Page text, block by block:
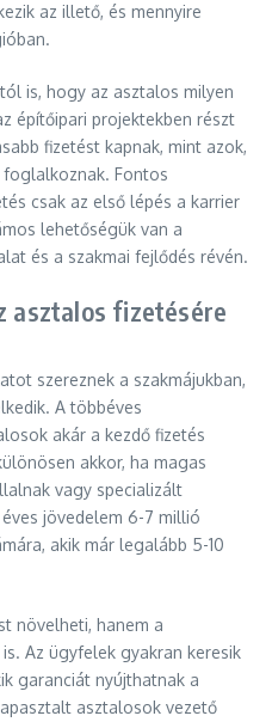
az illető, és mennyire
is, hogy az asztalos milyen
építőipari projektekben részt
fizetést kapnak, mint azok,
Fontos
csak az első lépés a karrier
lehetőségük van a
és a szakmai fejlődés révén.
asztalos fizetésére
szereznek a szakmájukban,
A többéves
akár a kezdő fizetés
akkor, ha magas
vagy specializált
jövedelem 6-7 millió
akik már legalább 5-10
növelheti, hanem a
Az ügyfelek gyakran keresik
garanciát nyújthatnak a
asztalosok vezető